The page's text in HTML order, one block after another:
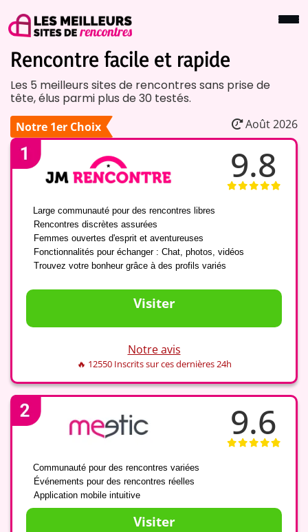
Rencontre facile et rapide
Les 5 meilleurs sites de rencontres sans prise de
tête, élus parmi plus de 30 testés.
Notre 1er Choix Août 2026
9.8
Large communauté pour des rencontres libres
Rencontres discrètes assurées
Femmes ouvertes d'esprit et aventureuses
Fonctionnalités pour échanger : Chat, photos, vidéos
Trouvez votre bonheur grâce à des profils variés
Visiter
Notre avis
🔥 12550 Inscrits sur ces dernières 24h
9.6
Communauté pour des rencontres variées
Événements pour des rencontres réelles
Application mobile intuitive
Visiter